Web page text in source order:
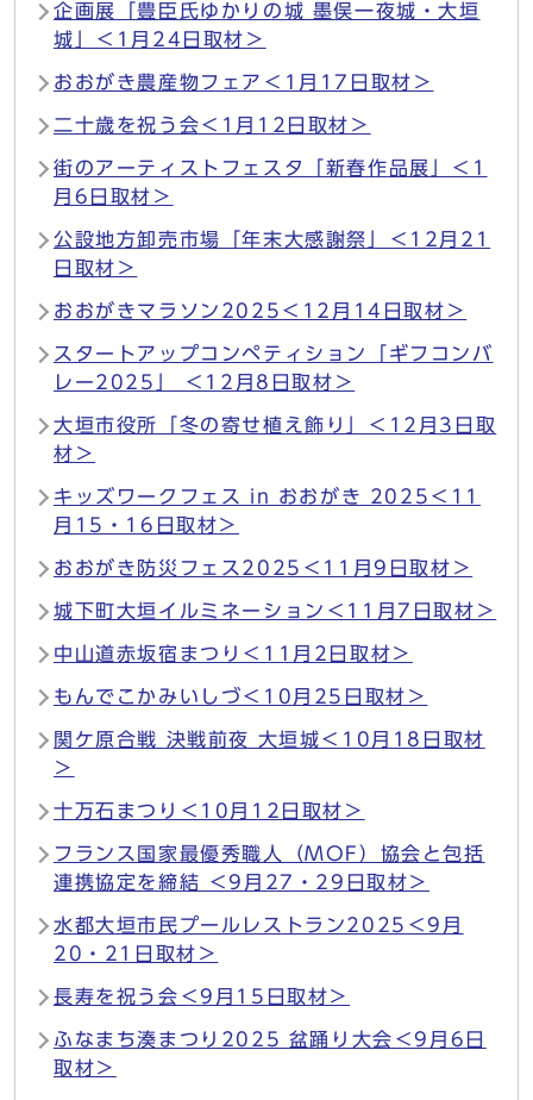
企画展「豊臣氏ゆかりの城 墨俣一夜城・大垣
城」＜1月24日取材＞
おおがき農産物フェア＜1月17日取材＞
二十歳を祝う会＜1月12日取材＞
街のアーティストフェスタ「新春作品展」＜1
月6日取材＞
公設地方卸売市場「年末大感謝祭」＜12月21
日取材＞
おおがきマラソン2025＜12月14日取材＞
スタートアップコンペティション「ギフコンバ
レー2025」 ＜12月8日取材＞
大垣市役所「冬の寄せ植え飾り」＜12月3日取
材＞
キッズワークフェス in おおがき 2025＜11
月15・16日取材＞
おおがき防災フェス2025＜11月9日取材＞
城下町大垣イルミネーション＜11月7日取材＞
中山道赤坂宿まつり＜11月2日取材＞
もんでこかみいしづ＜10月25日取材＞
関ケ原合戦 決戦前夜 大垣城＜10月18日取材
＞
十万石まつり＜10月12日取材＞
フランス国家最優秀職人（MOF）協会と包括
連携協定を締結 ＜9月27・29日取材＞
水都大垣市民プールレストラン2025＜9月
20・21日取材＞
長寿を祝う会＜9月15日取材＞
ふなまち湊まつり2025 盆踊り大会＜9月6日
取材＞